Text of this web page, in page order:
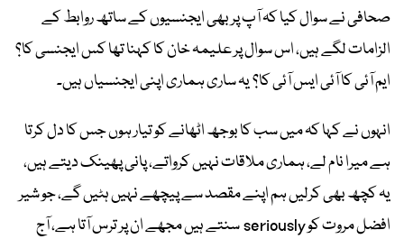
صحافی نے سوال کیا کہ آپ پر بھی ایجنسیوں کے ساتھ روابط کے
الزامات لگے ہیں، اس سوال پر علیمہ خان کا کہنا تھا کس ایجنسی کا؟
ایم آئی کا آئی ایس آئی کا؟ یہ ساری ہماری اپنی ایجنسیاں ہیں۔
انہوں نے کہا کہ میں سب کا بوجھ اٹھانے کو تیار ہوں جس کا دل کرتا
ہے میرا نام لے، ہماری ملاقات نہیں کرواتے، پانی پھینک دیتے ہیں،
یہ کچھ بھی کرلیں ہم اپنے مقصد سے پیچھے نہیں ہٹیں گے، جو شیر
افضل مروت کو seriously سنتے ہیں مجھے ان پر ترس آتا ہے، آج